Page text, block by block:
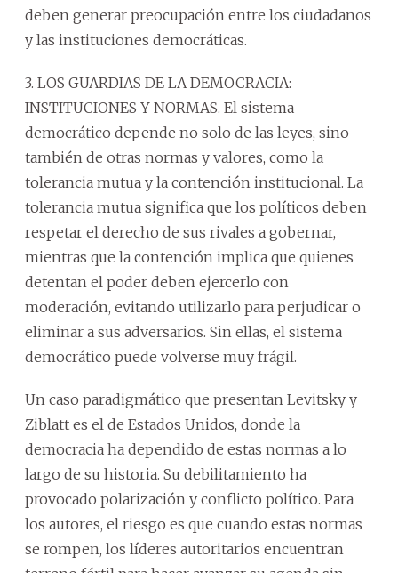
deben generar preocupación entre los ciudadanos
y las instituciones democráticas.
3. LOS GUARDIAS DE LA DEMOCRACIA:
INSTITUCIONES Y NORMAS. El sistema
democrático depende no solo de las leyes, sino
también de otras normas y valores, como la
tolerancia mutua y la contención institucional. La
tolerancia mutua significa que los políticos deben
respetar el derecho de sus rivales a gobernar,
mientras que la contención implica que quienes
detentan el poder deben ejercerlo con
moderación, evitando utilizarlo para perjudicar o
eliminar a sus adversarios. Sin ellas, el sistema
democrático puede volverse muy frágil.
Un caso paradigmático que presentan Levitsky y
Ziblatt es el de Estados Unidos, donde la
democracia ha dependido de estas normas a lo
largo de su historia. Su debilitamiento ha
provocado polarización y conflicto político. Para
los autores, el riesgo es que cuando estas normas
se rompen, los líderes autoritarios encuentran